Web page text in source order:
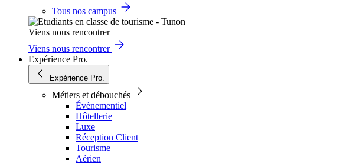
Tous nos campus
Viens nous rencontrer
Viens nous rencontrer
Expérience Pro.
Expérience Pro.
Métiers et débouchés
Évènementiel
Hôtellerie
Luxe
Réception Client
Tourisme
Aérien